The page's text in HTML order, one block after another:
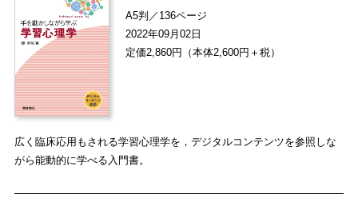
A5判／136ページ
2022年09月02日
定価2,860円（本体2,600円＋税）
広く臨床応用もされる学習心理学を，デジタルコンテンツを参照しな
がら能動的に学べる入門書。